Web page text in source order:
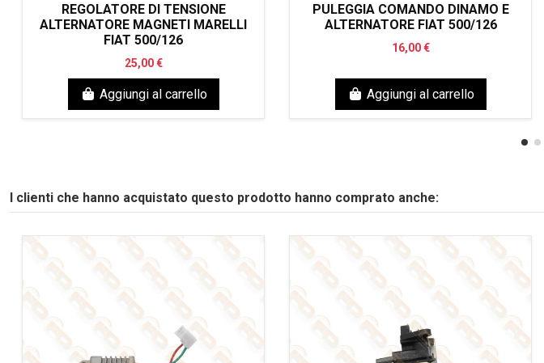
REGOLATORE DI TENSIONE
ALTERNATORE MAGNETI MARELLI
FIAT 500/126
25,00 €
Aggiungi al carrello
PULEGGIA COMANDO DINAMO E
ALTERNATORE FIAT 500/126
16,00 €
Aggiungi al carrello
I clienti che hanno acquistato questo prodotto hanno comprato anche: